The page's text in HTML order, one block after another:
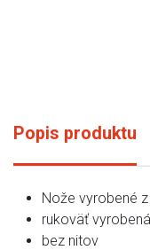
Popis produktu
Nože vyrobené
rukoväť
bez nitov